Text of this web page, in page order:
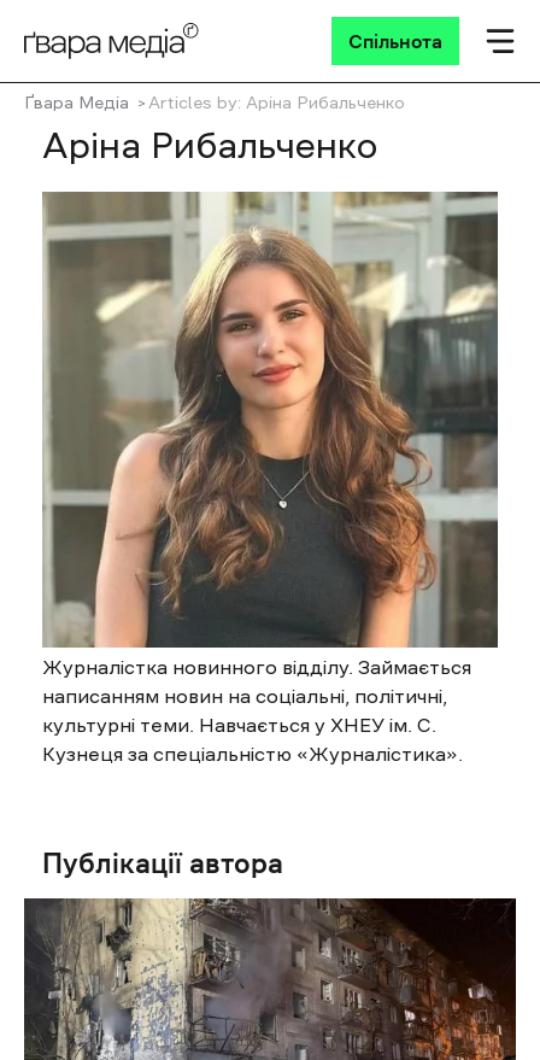
Спільнота
Ґвара Медіа Articles by: Аріна Рибальченко
Аріна Рибальченко
Журналістка новинного відділу. Займається
написанням новин на соціальні, політичні,
культурні теми. Навчається у ХНЕУ ім. С.
Кузнеця за спеціальністю «Журналістика».
Публікації автора